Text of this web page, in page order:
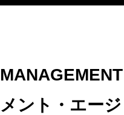
メント・エー